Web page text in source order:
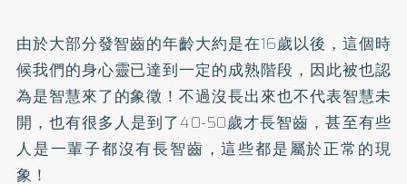
由於大部分發智齒的年齡大約是在16歲以後，這個時
候我們的身心靈已達到一定的成熟階段，因此被也認
為是智慧來了的象徵！不過沒長出來也不代表智慧未
開，也有很多人是到了40-50歲才長智齒，甚至有些
人是一輩子都沒有長智齒，這些都是屬於正常的現
象！